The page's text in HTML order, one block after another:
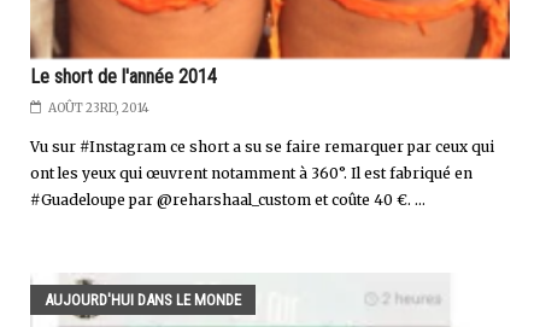
Le short de l'année 2014
AOÛT 23RD, 2014
Vu sur #Instagram ce short a su se faire remarquer par ceux qui
ont les yeux qui œuvrent notamment à 360°. Il est fabriqué en
#Guadeloupe par @reharshaal_custom et coûte 40 €. ...
AUJOURD'HUI DANS LE MONDE